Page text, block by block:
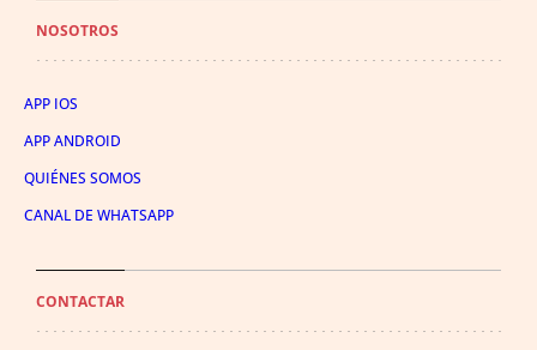
NOSOTROS
APP IOS
APP ANDROID
QUIÉNES SOMOS
CANAL DE WHATSAPP
CONTACTAR